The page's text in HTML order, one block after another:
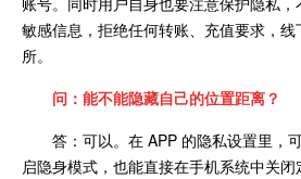
敏感信息，拒绝任何转账、充值要求，
所。
问：能不能隐藏自己的位置距离？
答：可以。在 APP 的隐私设置里，
启隐身模式，也能直接在手机系统中关